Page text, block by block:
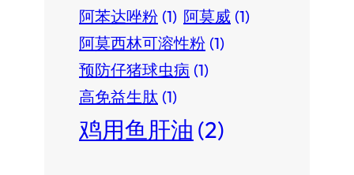
阿苯达唑粉 (1) 阿莫威 (1)
阿莫西林可溶性粉 (1)
预防仔猪球虫病 (1)
高免益生肽 (1)
鸡用鱼肝油 (2)